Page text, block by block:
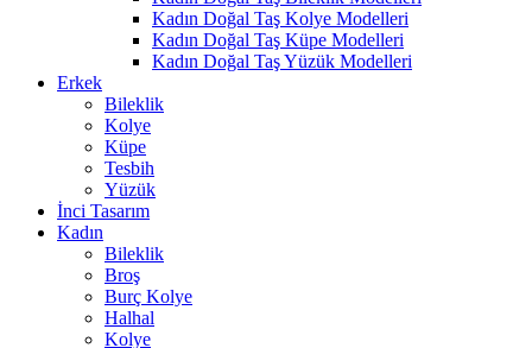
Kadın Doğal Taş Kolye Modelleri
Kadın Doğal Taş Küpe Modelleri
Kadın Doğal Taş Yüzük Modelleri
Erkek
Bileklik
Kolye
Küpe
Tesbih
Yüzük
İnci Tasarım
Kadın
Bileklik
Broş
Burç Kolye
Halhal
Kolye